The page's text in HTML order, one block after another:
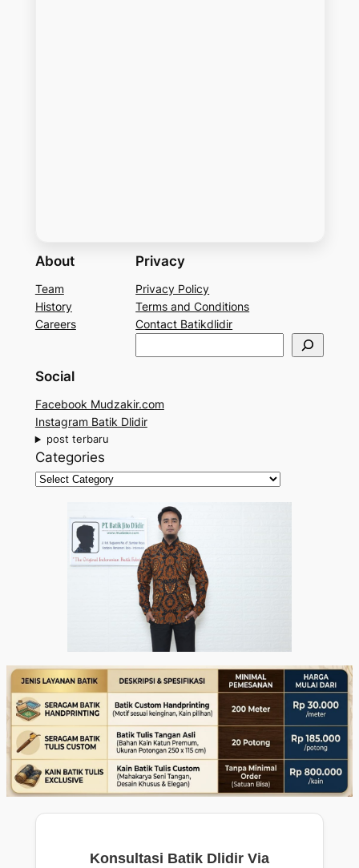
About
Team
History
Careers
Privacy
Privacy Policy
Terms and Conditions
Contact Batikdlidir
e
c
h
Social
Facebook Mudzakir.com
Instagram Batik Dlidir
post terbaru
Categories
Konsultasi Batik Dlidir Via